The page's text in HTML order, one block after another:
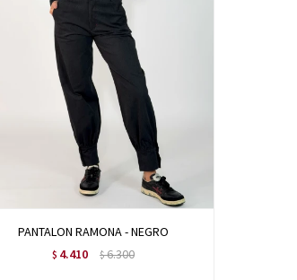
PANTALON RAMONA - NEGRO
$ 4.410 $6.300